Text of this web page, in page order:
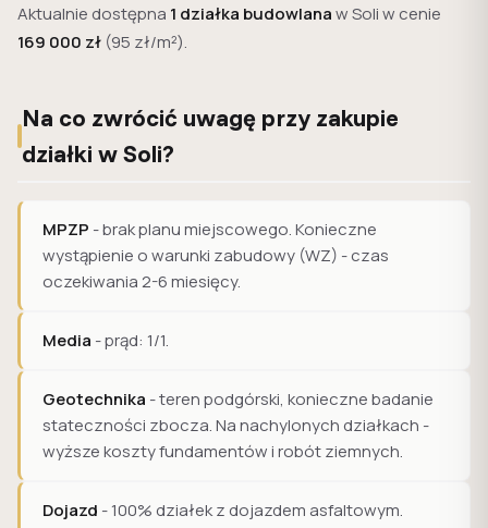
Aktualnie dostępna 1 działka budowlanaw Soli w cenie
169 000 zł (95 zł/m²).
Na co zwrócić uwagę przy zakupie
działki w Soli?
MPZP - brak planu miejscowego. Konieczne
wystąpienie o warunki zabudowy (WZ) - czas
oczekiwania 2-6 miesięcy.
Media - prąd: 1/1.
Geotechnika - teren podgórski, konieczne badanie
stateczności zbocza. Na nachylonych działkach -
wyższe koszty fundamentów i robót ziemnych.
Dojazd - 100% działek z dojazdem asfaltowym.